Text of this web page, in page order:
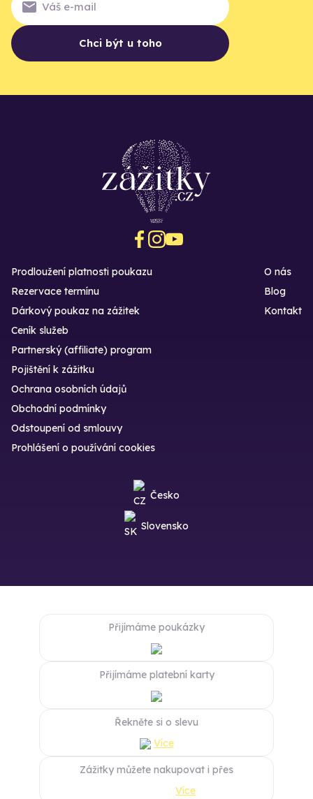
Chci být u toho
Prodloužení platnosti poukazu
Rezervace termínu
Dárkový poukaz na zážitek
O nás
Blog
Kontakt
Ceník služeb
Partnerský (affiliate) program
Pojištění k zážitku
Ochrana osobních údajů
Obchodní podmínky
Odstoupení od smlouvy
Prohlášení o používání cookies
Česko
Slovensko
Přijímáme poukázky
Přijímáme platební karty
Řekněte si o slevu
Více
Zážitky můžete nakupovat i přes
Více